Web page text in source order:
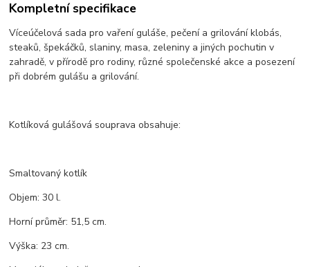
Kompletní specifikace
Víceúčelová sada pro vaření guláše, pečení a grilování klobás,
steaků, špekáčků, slaniny, masa, zeleniny a jiných pochutin v
zahradě, v přírodě pro rodiny, různé společenské akce a posezení
při dobrém gulášu a grilování.
Kotlíková gulášová souprava obsahuje:
Smaltovaný kotlík
Objem: 30 l.
Horní průměr: 51,5 cm.
Výška: 23 cm.